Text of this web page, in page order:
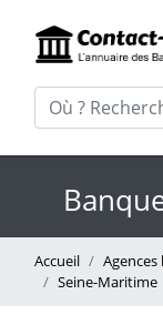
Accueil Agences
Seine-Maritime